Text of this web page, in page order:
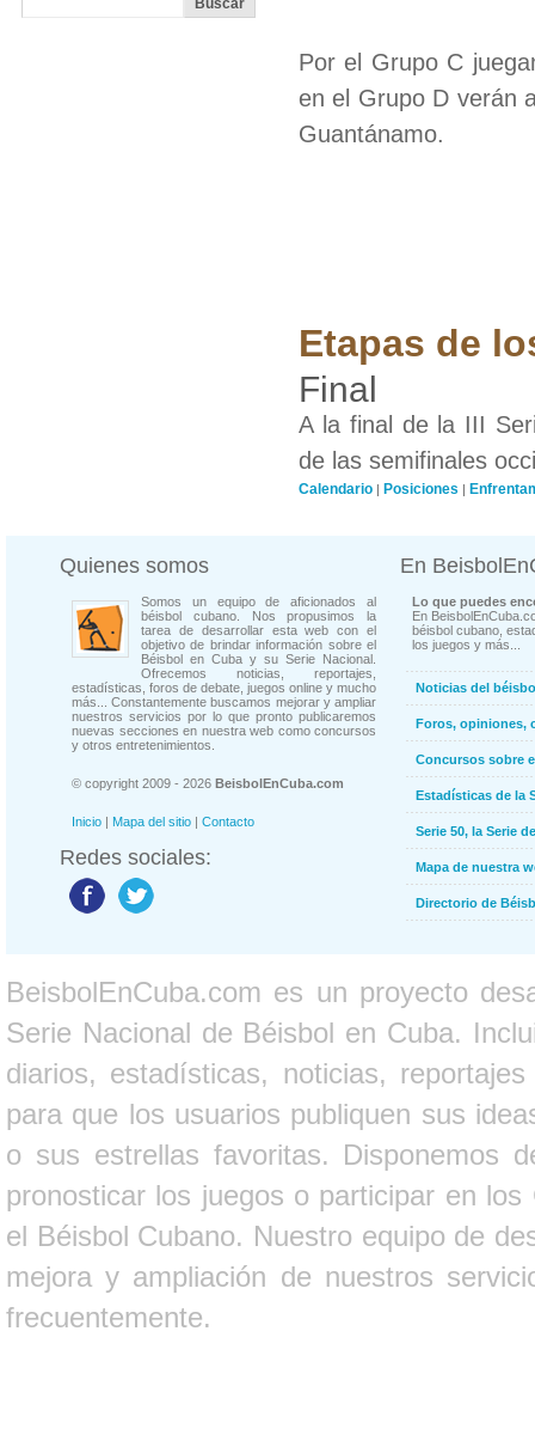
Por el Grupo C
en el Grupo D verán
Guantánamo.
Etapas de
Final
A la final de la III
de las semifinales
Calendario | Posiciones |
Quienes somos
Somos un equipo de aficionados al
béisbol cubano. Nos propusimos la
tarea de desarrollar esta web con el
objetivo de brindar información sobre el
Béisbol en Cuba y su Serie Nacional.
Ofrecemos noticias, reportajes,
estadísticas, foros de debate, juegos online y mucho
más... Constantemente buscamos mejorar y ampliar
nuestros servicios por lo que pronto publicaremos
nuevas secciones en nuestra web como concursos
y otros entretenimientos.
© copyright 2009 - 2026 BeisbolEnCuba.com
Inicio | Mapa del sitio | Contacto
Redes sociales:
En
Lo que puedes
En
béisbol cubano,
los juegos y más...
Noticias del
Foros, opiniones,
Concursos sobre
Estadísticas de la
Serie 50, la Serie
Mapa de nuestra
Directorio de
BeisbolEnCuba.com es un proyecto
Serie Nacional de Béisbol en Cuba.
diarios, estadísticas, noticias,
para que los usuarios publiquen sus
o sus estrellas favoritas. Disponemos
pronosticar los juegos o participar en
el Béisbol Cubano. Nuestro equipo de
mejora y ampliación de nuestros
frecuentemente.